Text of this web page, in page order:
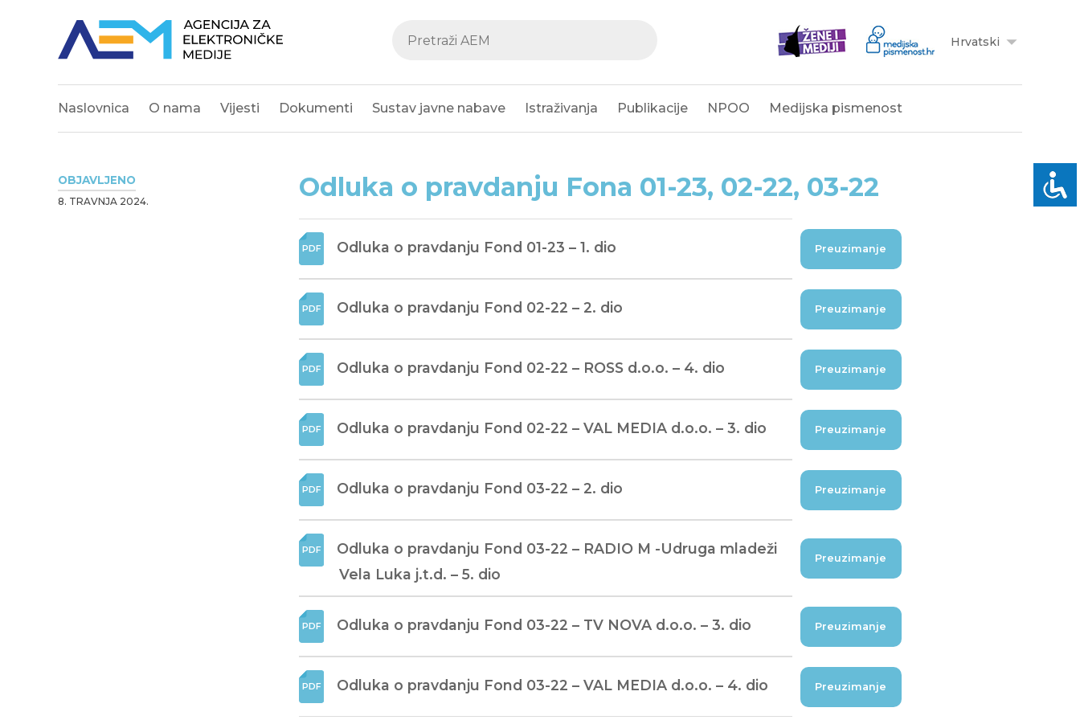
Hrvatski
Naslovnica O nama Vijesti Dokumenti Sustav javne nabave Istraživanja Publikacije NPOO Medijska pismenost
OBJAVLJENO
8. TRAVNJA 2024. Odluka o pravdanju Fona 01-23, 02-22, 03-22
Odluka o pravdanju Fond 01-23 – 1. dio Preuzimanje
Odluka o pravdanju Fond 02-22 – 2. dio Preuzimanje
Odluka o pravdanju Fond 02-22 – ROSS d.o.o. – 4. dio Preuzimanje
Odluka o pravdanju Fond 02-22 – VAL MEDIA d.o.o. – 3. dio Preuzimanje
Odluka o pravdanju Fond 03-22 – 2. dio Preuzimanje
Odluka o pravdanju Fond 03-22 – RADIO M -Udruga mladeži
Vela Luka j.t.d. – 5. dio
Preuzimanje
Odluka o pravdanju Fond 03-22 – TV NOVA d.o.o. – 3. dio Preuzimanje
Odluka o pravdanju Fond 03-22 – VAL MEDIA d.o.o. – 4. dio Preuzimanje